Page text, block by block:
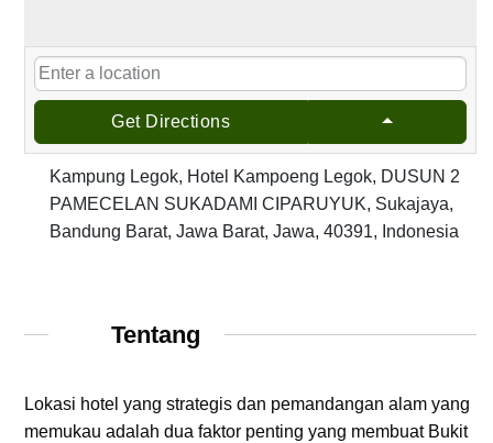
Get Directions
Kampung Legok, Hotel Kampoeng Legok, DUSUN 2
PAMECELAN SUKADAMI CIPARUYUK, Sukajaya,
Bandung Barat, Jawa Barat, Jawa, 40391, Indonesia
Tentang
Lokasi hotel yang strategis dan pemandangan alam yang
memukau adalah dua faktor penting yang membuat Bukit